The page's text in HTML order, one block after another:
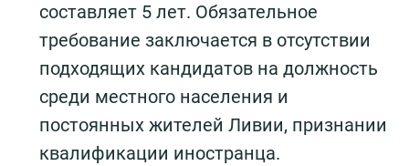
составляет 5 лет. Обязательное
требование заключается в отсутствии
подходящих кандидатов на должность
среди местного населения и
постоянных жителей Ливии, признании
квалификации иностранца.